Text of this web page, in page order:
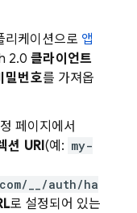
케이션으로 앱
2.0 클라이언트
밀번호를 가져옵
페이지에서
션 URI(예: my-
__/auth/ha
로 설정되어 있는